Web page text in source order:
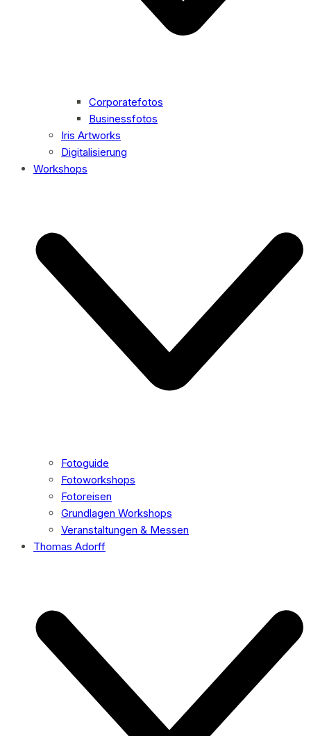
Corporatefotos
Businessfotos
Iris Artworks
Digitalisierung
Workshops
Fotoguide
Fotoworkshops
Fotoreisen
Grundlagen Workshops
Veranstaltungen & Messen
Thomas Adorff